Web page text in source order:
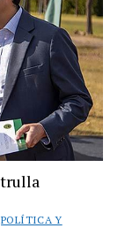
POLÍTICA Y